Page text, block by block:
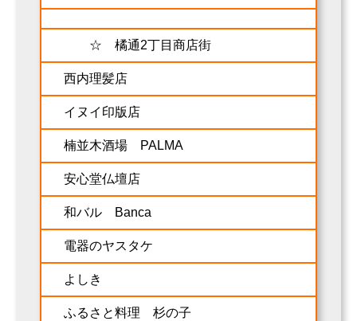
☆ 橘通2丁目商店街
西内理髪店
イヌイ印版店
楠並木酒場 PALMA
安心堂仏壇店
和バル Banca
電器のヤスタケ
よしき
ふるさと料理 杉の子